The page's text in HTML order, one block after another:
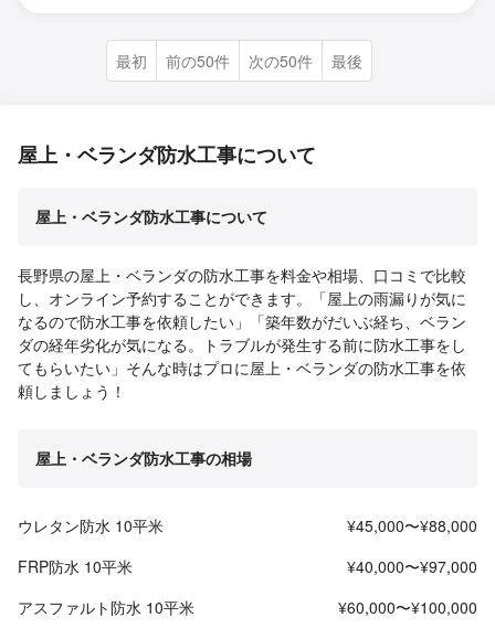
最初 前の50件 次の50件 最後
屋上・ベランダ防水工事について
屋上・ベランダ防水工事について
長野県の屋上・ベランダの防水工事を料金や相場、口コミで比較
し、オンライン予約することができます。「屋上の雨漏りが気に
なるので防水工事を依頼したい」「築年数がだいぶ経ち、ベラン
ダの経年劣化が気になる。トラブルが発生する前に防水工事をし
てもらいたい」そんな時はプロに屋上・ベランダの防水工事を依
頼しましょう！
屋上・ベランダ防水工事の相場
ウレタン防水 10平米
¥45,000〜¥88,000
FRP防水 10平米
¥40,000〜¥97,000
アスファルト防水 10平米
¥60,000〜¥100,000